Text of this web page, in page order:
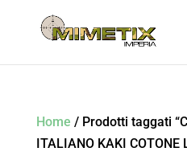
Home / Prodotti taggati
ITALIANO KAKI COTONE